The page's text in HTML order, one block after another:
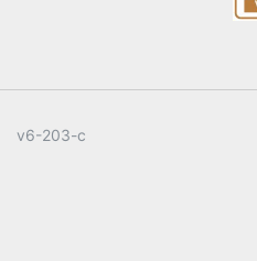
v6-203-c